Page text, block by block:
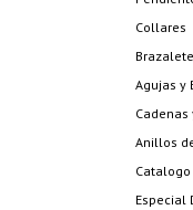
Collares
Agujas y
Cadenas
Anillos
Catalogo
Especial